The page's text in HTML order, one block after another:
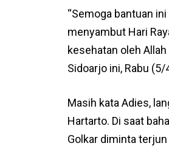
“Semoga bantuan
menyambut Hari
kesehatan oleh Allah
Sidoarjo ini, Rabu
Masih kata Adies,
Hartarto. Di saat
Golkar diminta